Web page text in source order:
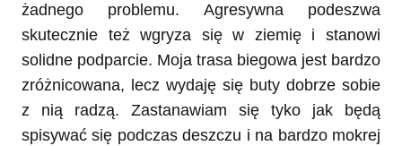
żadnego problemu. Agresywna podeszwa
skutecznie też wgryza się w ziemię i stanowi
solidne podparcie. Moja trasa biegowa jest bardzo
zróżnicowana, lecz wydaję się buty dobrze sobie
z nią radzą. Zastanawiam się tyko jak będą
spisywać się podczas deszczu i na bardzo mokrej